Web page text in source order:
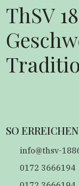
ThSV
SO
info@thsv-
0172 3666194